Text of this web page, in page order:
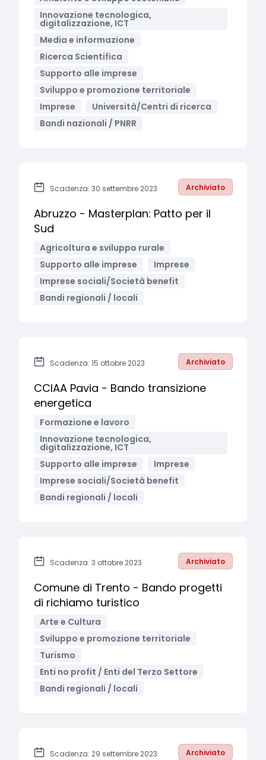
Innovazione tecnologica,
digitalizzazione, ICT
Media e informazione
Ricerca Scientifica
Supporto alle imprese
Sviluppo e promozione territoriale
Imprese
Università/Centri di ricerca
Bandi nazionali / PNRR
Scadenza: 30 settembre 2023 Archiviato
Abruzzo - Masterplan: Patto per il
Sud
Agricoltura e sviluppo rurale
Supporto alle imprese
Imprese
Imprese sociali/Società benefit
Bandi regionali / locali
Scadenza: 15 ottobre 2023 Archiviato
CCIAA Pavia - Bando transizione
energetica
Formazione e lavoro
Innovazione tecnologica,
digitalizzazione, ICT
Supporto alle imprese
Imprese
Imprese sociali/Società benefit
Bandi regionali / locali
Scadenza: 3 ottobre 2023 Archiviato
Comune di Trento - Bando progetti
di richiamo turistico
Arte e Cultura
Sviluppo e promozione territoriale
Turismo
Enti no profit / Enti del Terzo Settore
Bandi regionali / locali
Scadenza: 29 settembre 2023 Archiviato